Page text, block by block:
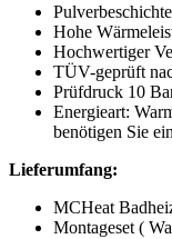
Hohe
Hochwertiger
TÜV-geprüft
Prüfdruck 10
Energieart:
benötigen Sie
Lieferumfang:
MCHeat
Montageset (